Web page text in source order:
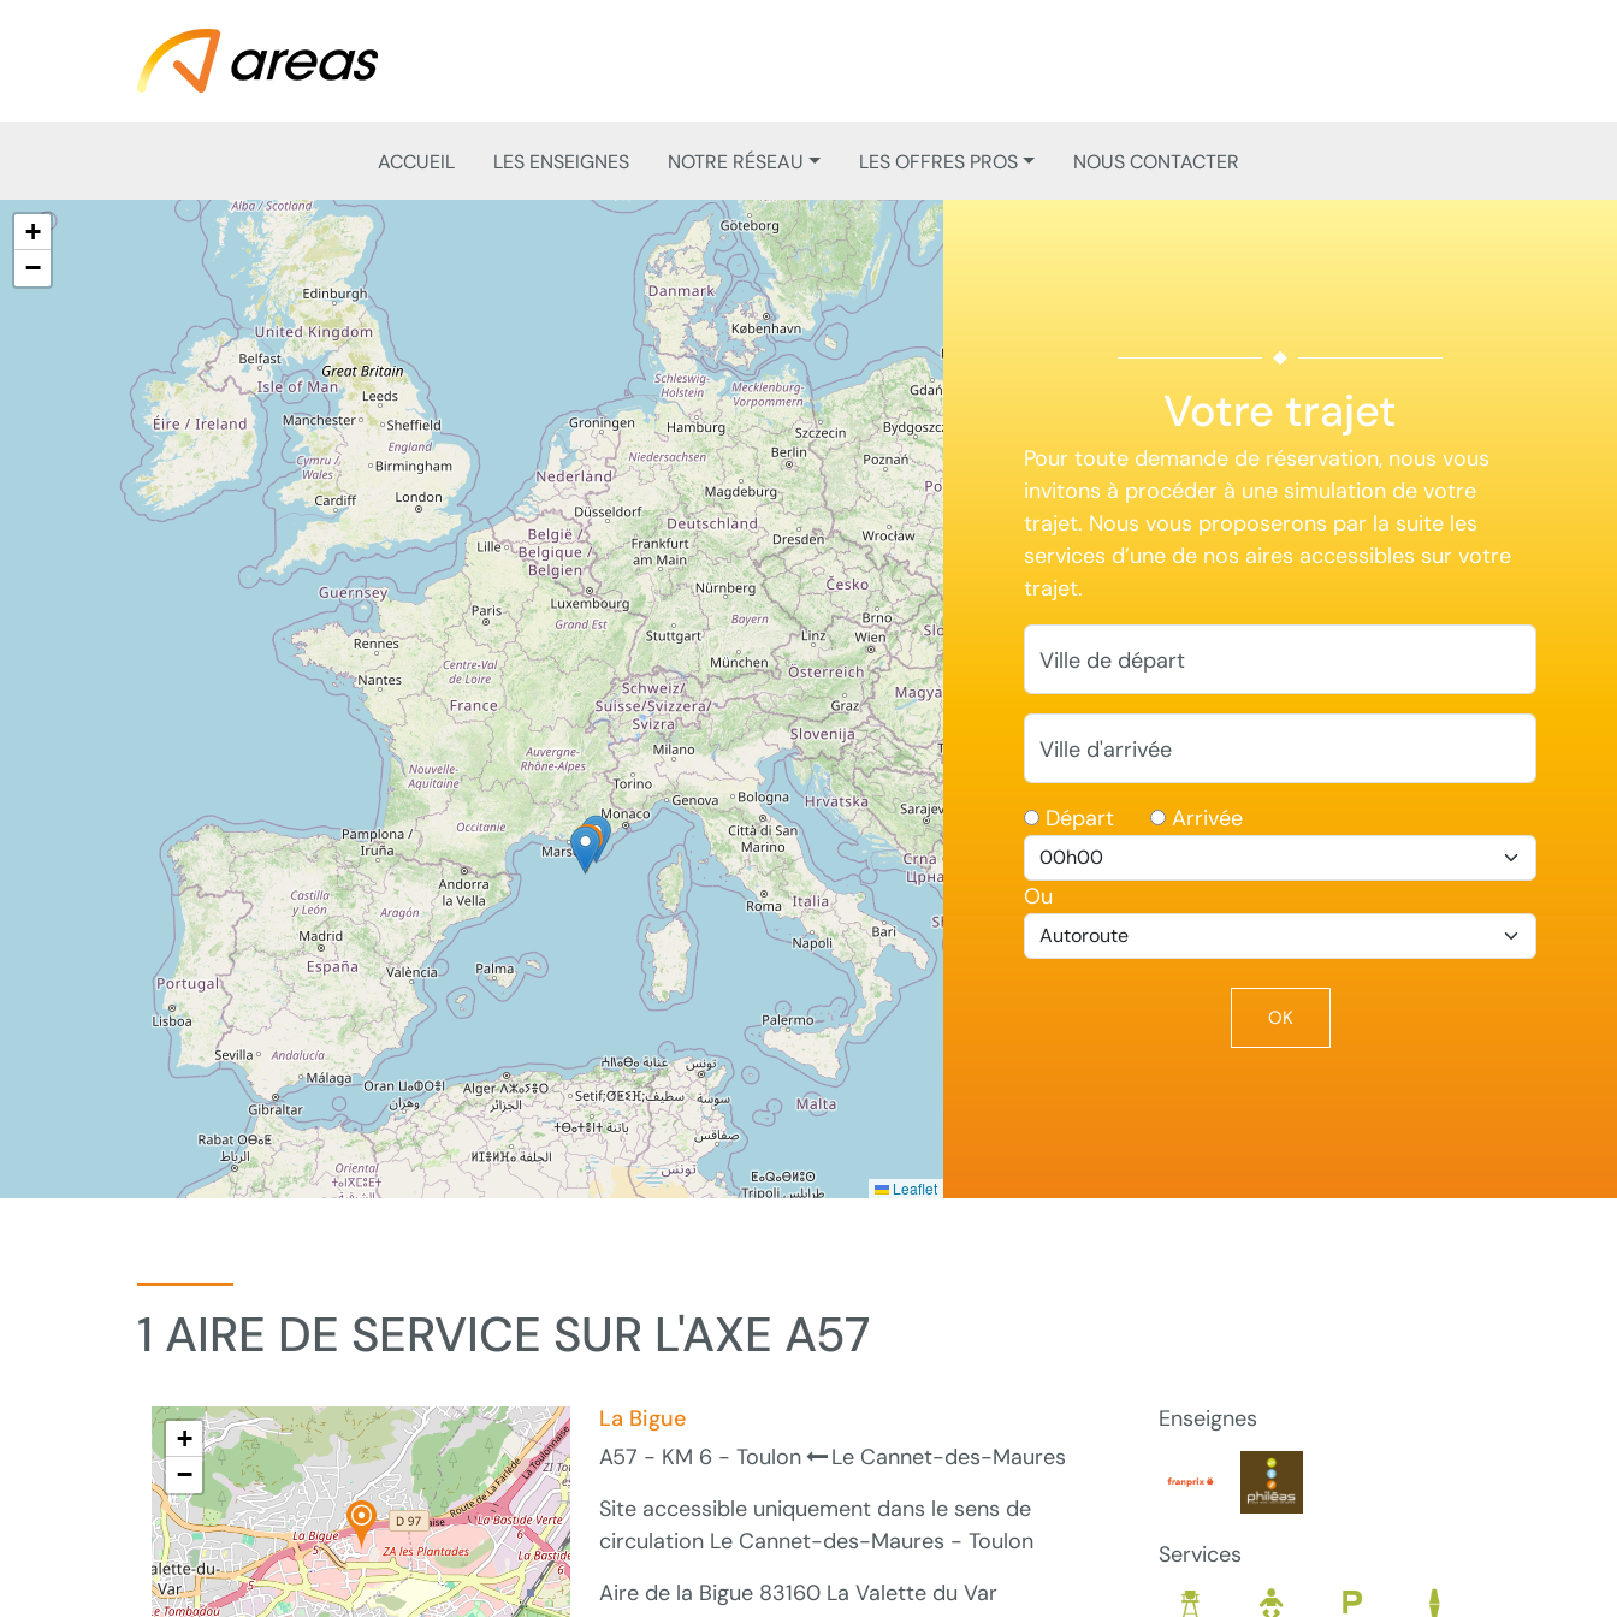
ACCUEIL LES ENSEIGNES NOTRE RÉSEAU LES OFFRES PROS NOUS CONTACTER
+
−
Leaflet
Votre trajet
Pour toute demande de réservation, nous vous
invitons à procéder à une simulation de votre
trajet. Nous vous proposerons par la suite les
services d’une de nos aires accessibles sur votre
trajet.
Ville de départ
Ville d'arrivée
Départ Arrivée
Ou
1 AIRE DE SERVICE SUR L'AXE A57
+
−
La Bigue
A57 - KM 6 - Toulon
Le Cannet-des-Maures
Site accessible uniquement dans le sens de
circulation Le Cannet-des-Maures - Toulon
Aire de la Bigue 83160 La Valette du Var
Enseignes
Services